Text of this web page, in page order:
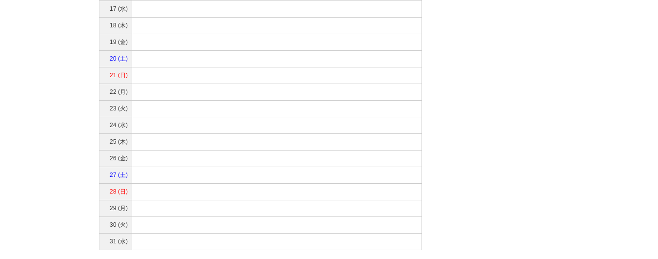
17 (水)
18 (木)
19 (金)
20 (土)
21 (日)
22 (月)
23 (火)
24 (水)
25 (木)
26 (金)
27 (土)
28 (日)
29 (月)
30 (火)
31 (水)